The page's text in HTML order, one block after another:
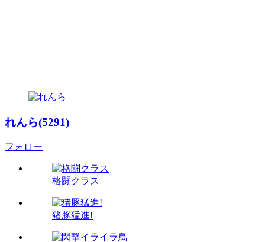
れんら(5291)
フォロー
格闘クラス
猪豚猛進!